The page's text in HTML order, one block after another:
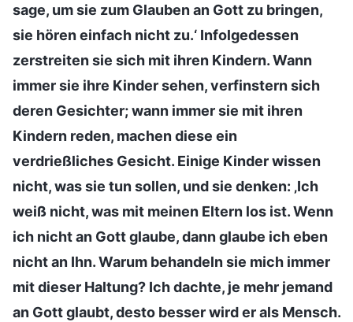
sage, um sie zum Glauben an Gott zu bringen,
sie hören einfach nicht zu.‘ Infolgedessen
zerstreiten sie sich mit ihren Kindern. Wann
immer sie ihre Kinder sehen, verfinstern sich
deren Gesichter; wann immer sie mit ihren
Kindern reden, machen diese ein
verdrießliches Gesicht. Einige Kinder wissen
nicht, was sie tun sollen, und sie denken: ‚Ich
weiß nicht, was mit meinen Eltern los ist. Wenn
ich nicht an Gott glaube, dann glaube ich eben
nicht an Ihn. Warum behandeln sie mich immer
mit dieser Haltung? Ich dachte, je mehr jemand
an Gott glaubt, desto besser wird er als Mensch.